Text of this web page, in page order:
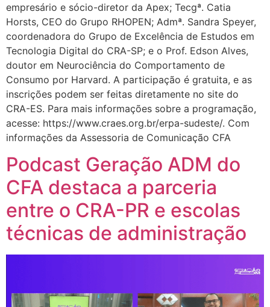
empresário e sócio-diretor da Apex; Tecgª. Catia
Horsts, CEO do Grupo RHOPEN; Admª. Sandra Speyer,
coordenadora do Grupo de Excelência de Estudos em
Tecnologia Digital do CRA-SP; e o Prof. Edson Alves,
doutor em Neurociência do Comportamento de
Consumo por Harvard. A participação é gratuita, e as
inscrições podem ser feitas diretamente no site do
CRA-ES. Para mais informações sobre a programação,
acesse: https://www.craes.org.br/erpa-sudeste/. Com
informações da Assessoria de Comunicação CFA
Podcast Geração ADM do
CFA destaca a parceria
entre o CRA-PR e escolas
técnicas de administração